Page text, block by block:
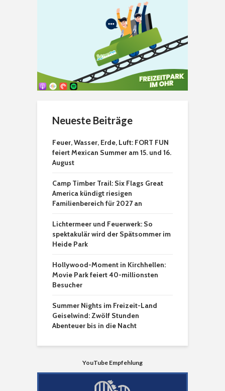
Neueste Beiträge
Feuer, Wasser, Erde, Luft: FORT FUN
feiert Mexican Summer am 15. und 16.
August
Camp Timber Trail: Six Flags Great
America kündigt riesigen
Familienbereich für 2027 an
Lichtermeer und Feuerwerk: So
spektakulär wird der Spätsommer im
Heide Park
Hollywood-Moment in Kirchhellen:
Movie Park feiert 40-millionsten
Besucher
Summer Nights im Freizeit-Land
Geiselwind: Zwölf Stunden
Abenteuer bis in die Nacht
YouTube Empfehlung